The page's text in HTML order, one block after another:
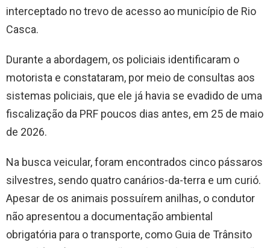
interceptado no trevo de acesso ao município de Rio
Casca.
Durante a abordagem, os policiais identificaram o
motorista e constataram, por meio de consultas aos
sistemas policiais, que ele já havia se evadido de uma
fiscalização da PRF poucos dias antes, em 25 de maio
de 2026.
Na busca veicular, foram encontrados cinco pássaros
silvestres, sendo quatro canários-da-terra e um curió.
Apesar de os animais possuírem anilhas, o condutor
não apresentou a documentação ambiental
obrigatória para o transporte, como Guia de Trânsito